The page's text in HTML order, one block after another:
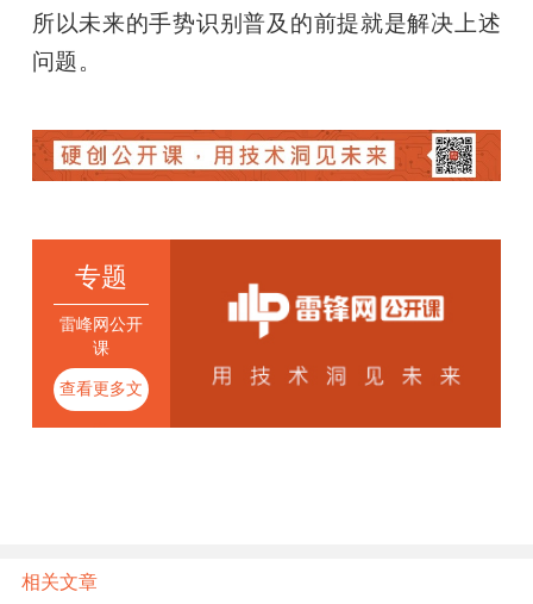
所以未来的手势识别普及的前提就是解决上述
问题。
专题
雷峰网公开
课
查看更多文
章
相关文章